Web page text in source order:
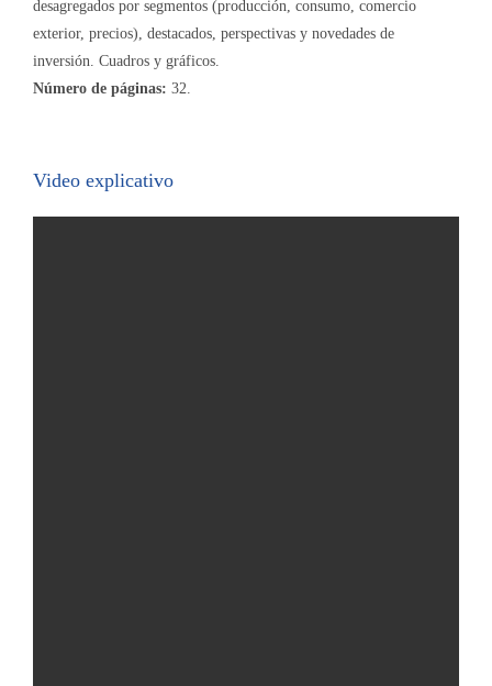
desagregados por segmentos (producción, consumo, comercio
exterior, precios), destacados, perspectivas y novedades de
inversión. Cuadros y gráficos.
Número de páginas: 32.
Video explicativo